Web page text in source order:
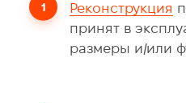
Реконструкция
принят в
размеры и/или